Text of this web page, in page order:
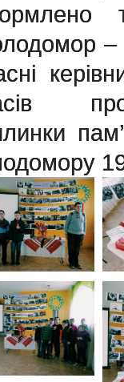
–